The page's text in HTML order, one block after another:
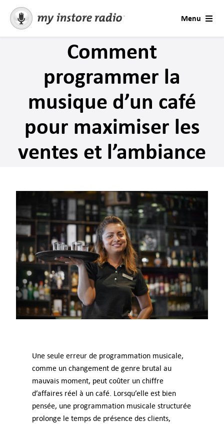
content
Menu
Musique pour entreprises
Commerce de détail
Contact
Solutions
Contactez le support
Messages
AI Voices
Consultation
Digital Signage
Tarifs
Essayez gratuitement
Comment
programmer la
musique d’un café
pour maximiser les
ventes et l’ambiance
Une seule erreur de programmation musicale,
comme un changement de genre brutal au
mauvais moment, peut coûter un chiffre
d’affaires réel à un café. Lorsqu’elle est bien
pensée, une programmation musicale structurée
prolonge le temps de présence des clients,